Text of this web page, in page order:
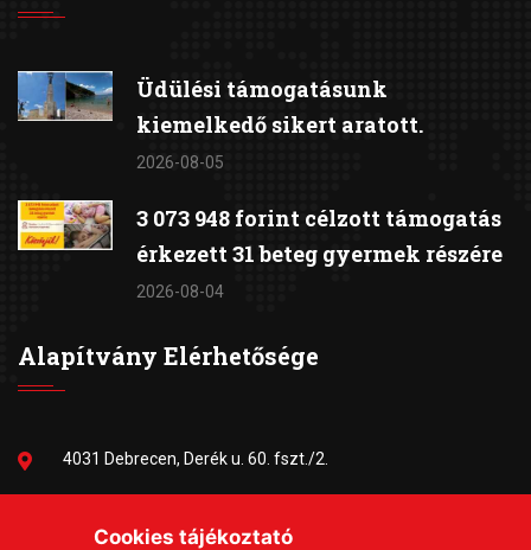
Üdülési támogatásunk
kiemelkedő sikert aratott.
2026-08-05
3 073 948 forint célzott támogatás
érkezett 31 beteg gyermek részére
2026-08-04
Alapítvány Elérhetősége
4031 Debrecen, Derék u. 60. fszt./2.
Cookies tájékoztató